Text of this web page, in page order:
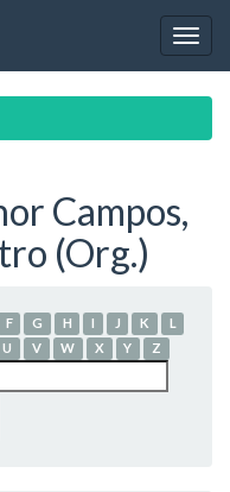
Campos,
(Org.)
F G H I J K
L
U V W X Y Z